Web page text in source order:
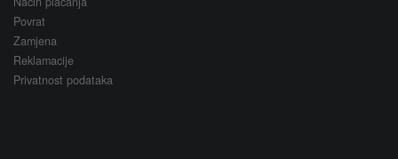
Povrat
Zamjena
Reklamacije
Privatnost podataka